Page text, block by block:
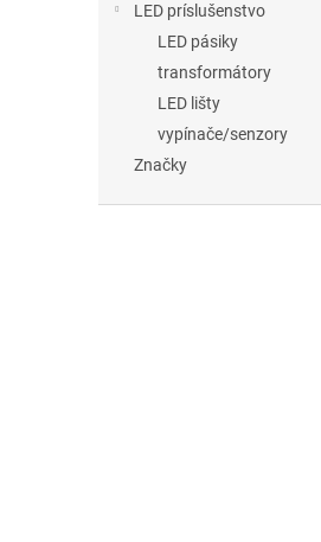
LED príslušenstvo
LED pásiky
transformátory
LED lišty
vypínače/senzory
Značky